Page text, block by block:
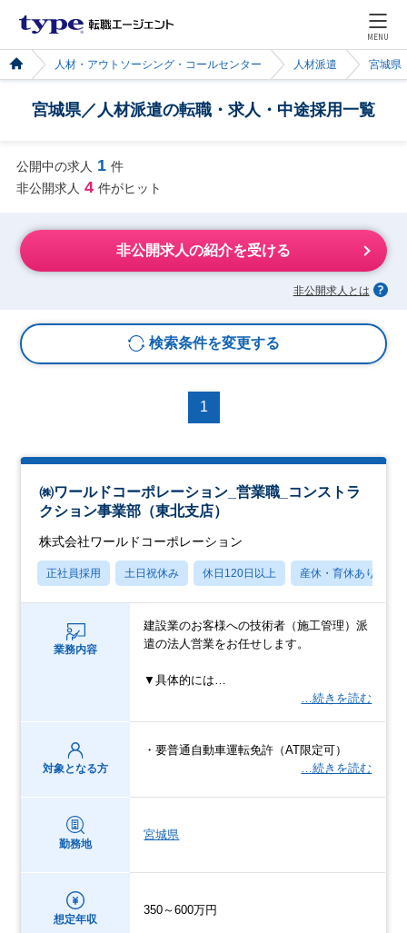
MENU
人材・アウトソーシング・コールセンター 人材派遣 宮城県
宮城県／人材派遣の転職・求人・中途採用一覧
公開中の求人 1 件
非公開求人 4 件がヒット
非公開求人の紹介を受ける
非公開求人とは
検索条件を変更する
1
㈱ワールドコーポレーション_営業職_コンストラ
クション事業部（東北支店）
株式会社ワールドコーポレーション
正社員採用 土日祝休み 休日120日以上 産休・育休あり
業務内容
建設業のお客様への技術者（施工管理）派
遣の法人営業をお任せします。
▼具体的には…
…続きを読む
対象となる方
・要普通自動車運転免許（AT限定可）
…続きを読む
勤務地
宮城県
想定年収
350～600万円